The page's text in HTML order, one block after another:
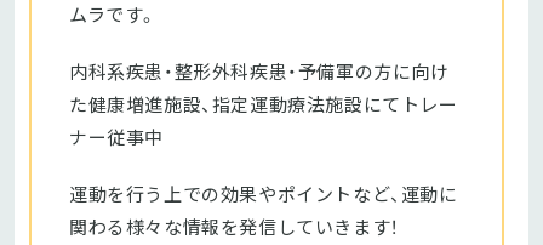
ムラです。
内科系疾患・整形外科疾患・予備軍の方に向け
た健康増進施設、指定運動療法施設にてトレー
ナー従事中
運動を行う上での効果やポイントなど、運動に
関わる様々な情報を発信していきます！